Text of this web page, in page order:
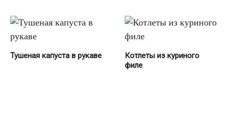
Тушеная капуста в рукаве
Котлеты из куриного
филе